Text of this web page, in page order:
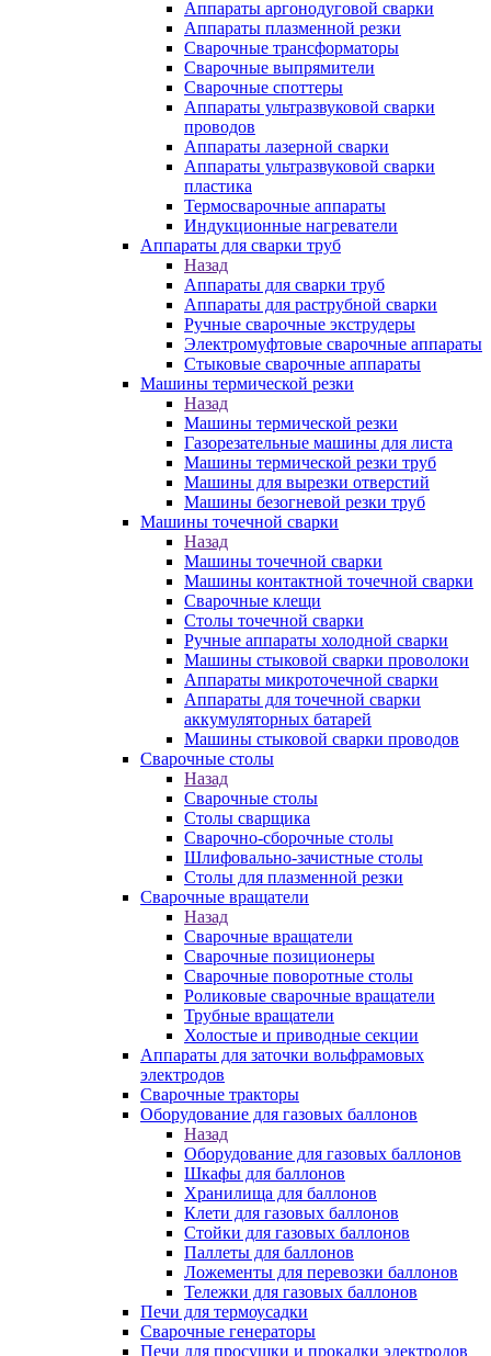
Аппараты аргонодуговой сварки
Аппараты плазменной резки
Сварочные трансформаторы
Сварочные выпрямители
Сварочные споттеры
Аппараты ультразвуковой сварки
проводов
Аппараты лазерной сварки
Аппараты ультразвуковой сварки
пластика
Термосварочные аппараты
Индукционные нагреватели
Аппараты для сварки труб
Назад
Аппараты для сварки труб
Аппараты для раструбной сварки
Ручные сварочные экструдеры
Электромуфтовые сварочные аппараты
Стыковые сварочные аппараты
Машины термической резки
Назад
Машины термической резки
Газорезательные машины для листа
Машины термической резки труб
Машины для вырезки отверстий
Машины безогневой резки труб
Машины точечной сварки
Назад
Машины точечной сварки
Машины контактной точечной сварки
Сварочные клещи
Столы точечной сварки
Ручные аппараты холодной сварки
Машины стыковой сварки проволоки
Аппараты микроточечной сварки
Аппараты для точечной сварки
аккумуляторных батарей
Машины стыковой сварки проводов
Сварочные столы
Назад
Сварочные столы
Столы сварщика
Сварочно-сборочные столы
Шлифовально-зачистные столы
Столы для плазменной резки
Сварочные вращатели
Назад
Сварочные вращатели
Сварочные позиционеры
Сварочные поворотные столы
Роликовые сварочные вращатели
Трубные вращатели
Холостые и приводные секции
Аппараты для заточки вольфрамовых
электродов
Сварочные тракторы
Оборудование для газовых баллонов
Назад
Оборудование для газовых баллонов
Шкафы для баллонов
Хранилища для баллонов
Клети для газовых баллонов
Стойки для газовых баллонов
Паллеты для баллонов
Ложементы для перевозки баллонов
Тележки для газовых баллонов
Печи для термоусадки
Сварочные генераторы
Печи для просушки и прокалки электродов